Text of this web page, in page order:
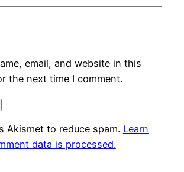
email, and website in this
the next time I comment.
Akismet to reduce spam. Learn
data is processed.